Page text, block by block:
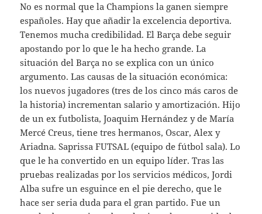
No es normal que la Champions la ganen siempre
españoles. Hay que añadir la excelencia deportiva.
Tenemos mucha credibilidad. El Barça debe seguir
apostando por lo que le ha hecho grande. La
situación del Barça no se explica con un único
argumento. Las causas de la situación económica:
los nuevos jugadores (tres de los cinco más caros de
la historia) incrementan salario y amortización. Hijo
de un ex futbolista, Joaquim Hernández y de María
Mercé Creus, tiene tres hermanos, Oscar, Alex y
Ariadna. Saprissa FUTSAL (equipo de fútbol sala). Lo
que le ha convertido en un equipo líder. Tras las
pruebas realizadas por los servicios médicos, Jordi
Alba sufre un esguince en el pie derecho, que le
hace ser seria duda para el gran partido. Fue un